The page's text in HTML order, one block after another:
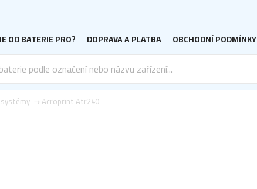
OD BATERIE PRO? DOPRAVA A PLATBA OBCHODNÍ PODMÍNKY
Acroprint Atr240